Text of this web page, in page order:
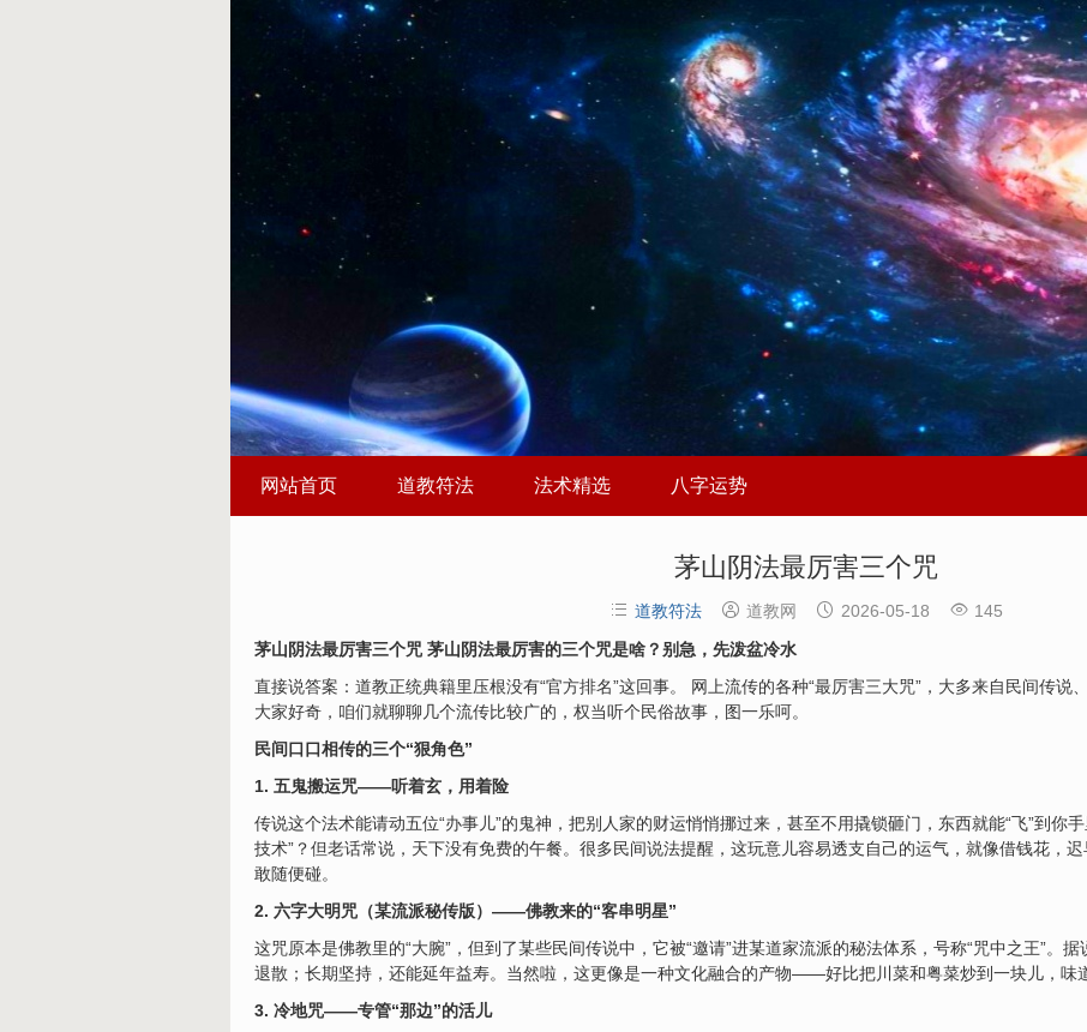
网站首页 道教符法 法术精选 八字运势
茅山阴法最厉害三个咒
 道教符法  道教网  2026-05-18  145
茅山阴法最厉害三个咒 茅山阴法最厉害的三个咒是啥？别急，先泼盆冷水
直接说答案：道教正统典籍里压根没有“官方排名”这回事。 网上流传的各种“最厉害三大咒”，大多来自民间传说
大家好奇，咱们就聊聊几个流传比较广的，权当听个民俗故事，图一乐呵。
民间口口相传的三个“狠角色”
1. 五鬼搬运咒——听着玄，用着险
传说这个法术能请动五位“办事儿”的鬼神，把别人家的财运悄悄挪过来，甚至不用撬锁砸门，东西就能“飞”到你
技术”？但老话常说，天下没有免费的午餐。很多民间说法提醒，这玩意儿容易透支自己的运气，就像借钱花，
敢随便碰。
2. 六字大明咒（某流派秘传版）——佛教来的“客串明星”
这咒原本是佛教里的“大腕”，但到了某些民间传说中，它被“邀请”进某道家流派的秘法体系，号称“咒中之王”。
退散；长期坚持，还能延年益寿。当然啦，这更像是一种文化融合的产物——好比把川菜和粤菜炒到一块儿，味
3. 冷地咒——专管“那边”的活儿